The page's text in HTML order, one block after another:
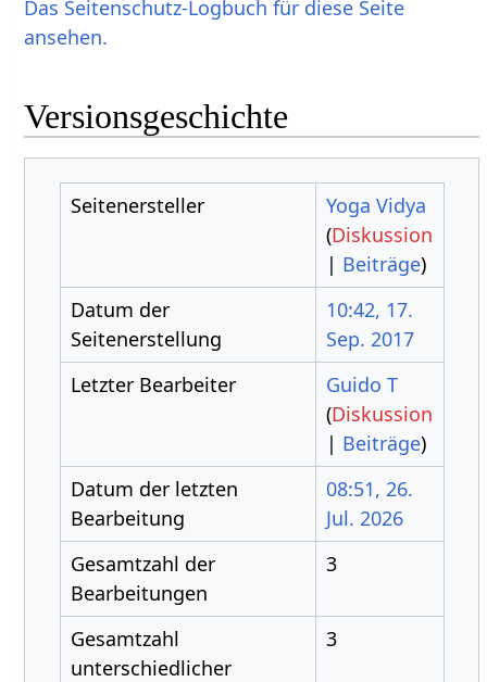
Das Seitenschutz-Logbuch für diese Seite
ansehen.
Versionsgeschichte
Seitenersteller
Yoga Vidya
(Diskussion
| Beiträge)
Datum der
Seitenerstellung
10:42, 17.
Sep. 2017
Letzter Bearbeiter
Guido T
(Diskussion
| Beiträge)
Datum der letzten
Bearbeitung
08:51, 26.
Jul. 2026
Gesamtzahl der
Bearbeitungen
3
Gesamtzahl
unterschiedlicher
3